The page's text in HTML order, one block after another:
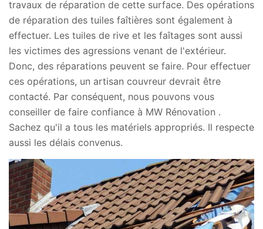
travaux de réparation de cette surface. Des opérations
de réparation des tuiles faîtières sont également à
effectuer. Les tuiles de rive et les faîtages sont aussi
les victimes des agressions venant de l'extérieur.
Donc, des réparations peuvent se faire. Pour effectuer
ces opérations, un artisan couvreur devrait être
contacté. Par conséquent, nous pouvons vous
conseiller de faire confiance à MW Rénovation .
Sachez qu'il a tous les matériels appropriés. Il respecte
aussi les délais convenus.